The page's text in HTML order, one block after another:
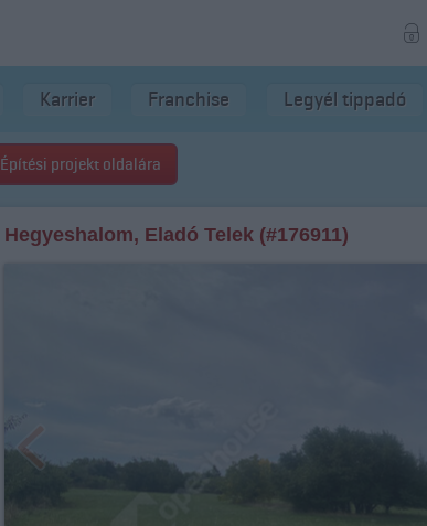
Karrier Franchise Legyél tippadó
Építési projekt oldalára
Hegyeshalom, Eladó Telek (#176911)